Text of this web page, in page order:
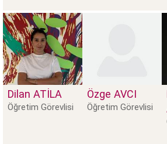
Dilan ATILA
Öğretim Görevlisi
Özge AVCI
Öğretim Görevlisi